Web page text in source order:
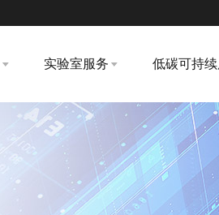
实验室服务 低碳可持